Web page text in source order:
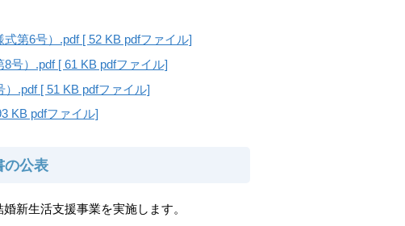
第6号）.pdf [ 52 KB pdfファイル]
号）.pdf [ 61 KB pdfファイル]
.pdf [ 51 KB pdfファイル]
KB pdfファイル]
の公表
新生活支援事業を実施します。